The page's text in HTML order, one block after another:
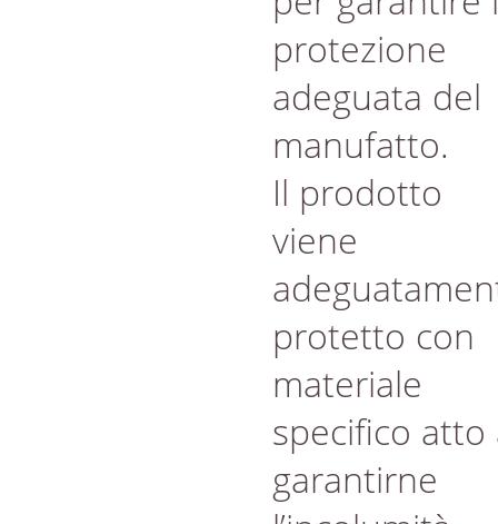
protezione
adeguata del
manufatto.
Il prodotto
viene
protetto con
materiale
specifico atto
garantirne